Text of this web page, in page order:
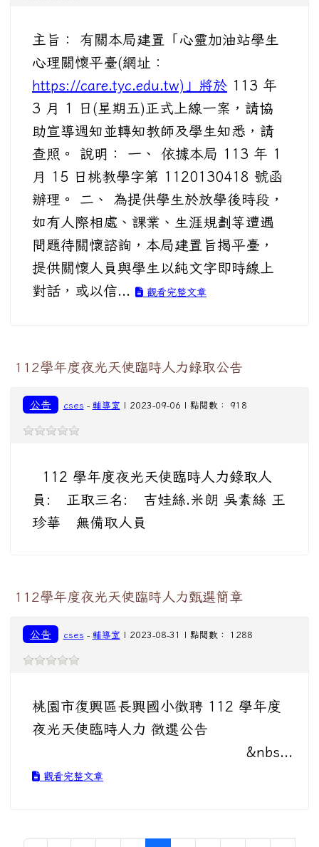
主旨： 有關本局建置「心靈加油站學生
心理關懷平臺(網址：
https://care.tyc.edu.tw)」將於 113 年
3 月 1 日(星期五)正式上線一案，請協
助宣導週知並轉知教師及學生知悉，請
查照。 說明： 一、 依據本局 113 年 1
月 15 日桃教學字第 1120130418 號函
辦理。 二、 為提供學生於放學後時段，
如有人際相處、課業、生涯規劃等遭遇
問題待關懷諮詢，本局建置旨揭平臺，
提供關懷人員與學生以純文字即時線上
對話，或以信...
觀看完整文章
112學年度夜光天使臨時人力錄取公告
公告 cses - 輔導室 | 2023-09-06 | 點閱數： 918
112 學年度夜光天使臨時人力錄取人
員: 正取三名: 吉娃絲.米朗 吳素絲 王
珍華 無備取人員
112學年度夜光天使臨時人力甄選簡章
公告 cses - 輔導室 | 2023-08-31 | 點閱數： 1288
桃園市復興區長興國小徵聘 112 學年度
夜光天使臨時人力 徵選公告
&nbs...
觀看完整文章